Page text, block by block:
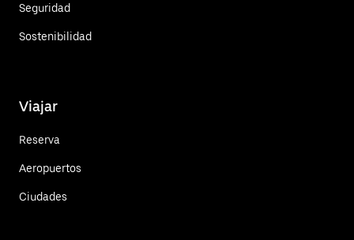
Seguridad
Sostenibilidad
Viajar
Reserva
Aeropuertos
Ciudades